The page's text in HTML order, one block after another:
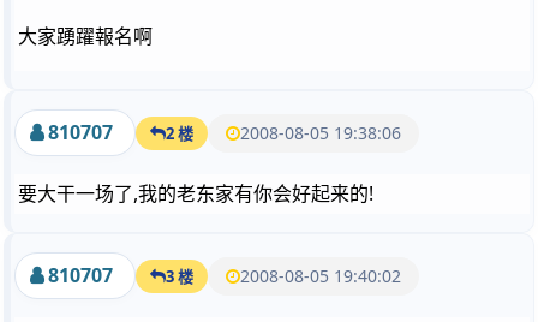
大家踴躍報名啊
810707 2 楼 2008-08-05 19:38:06
要大干一场了,我的老东家有你会好起来的!
810707 3 楼 2008-08-05 19:40:02